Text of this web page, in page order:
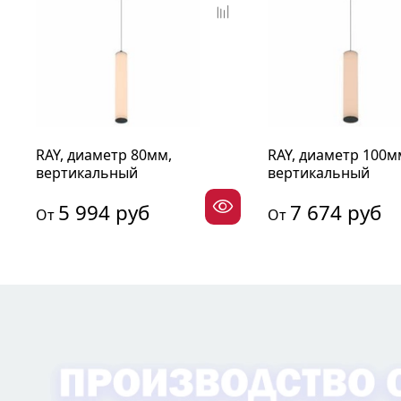
RAY, диаметр 80мм,
вертикальный
От 5 994 руб
RAY, диаметр
вертикальный
От 7 674 руб